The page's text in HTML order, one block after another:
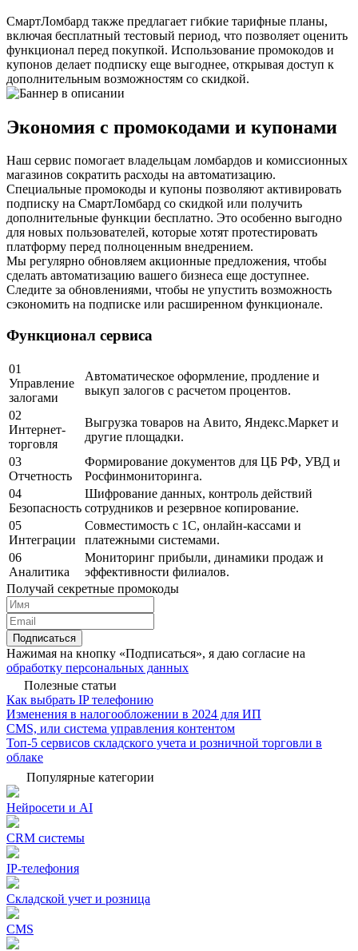
СмартЛомбард также предлагает гибкие тарифные планы,
включая бесплатный тестовый период, что позволяет оценить
функционал перед покупкой. Использование промокодов и
купонов делает подписку еще выгоднее, открывая доступ к
дополнительным возможностям со скидкой.
Экономия с промокодами и купонами
Наш сервис помогает владельцам ломбардов и комиссионных
магазинов сократить расходы на автоматизацию.
Специальные промокоды и купоны позволяют активировать
подписку на СмартЛомбард со скидкой или получить
дополнительные функции бесплатно. Это особенно выгодно
для новых пользователей, которые хотят протестировать
платформу перед полноценным внедрением.
Мы регулярно обновляем акционные предложения, чтобы
сделать автоматизацию вашего бизнеса еще доступнее.
Следите за обновлениями, чтобы не упустить возможность
сэкономить на подписке или расширенном функционале.
Функционал сервиса
01
Управление
залогами
Автоматическое оформление, продление и
выкуп залогов с расчетом процентов.
02
Интернет-
торговля
Выгрузка товаров на Авито, Яндекс.Маркет и
другие площадки.
03
Отчетность
Формирование документов для ЦБ РФ, УВД и
Росфинмониторинга.
04
Безопасность
Шифрование данных, контроль действий
сотрудников и резервное копирование.
05
Интеграции
Совместимость с 1С, онлайн-кассами и
платежными системами.
06
Аналитика
Мониторинг прибыли, динамики продаж и
эффективности филиалов.
Получай секретные промокоды
Подписаться
Нажимая на кнопку «Подписаться», я даю согласие на
обработку персональных данных
Полезные статьи
Как выбрать IP телефонию
Изменения в налогообложении в 2024 для ИП
CMS, или система управления контентом
Топ-5 сервисов складского учета и розничной торговли в
облаке
Популярные категории
Нейросети и AI
CRM системы
IP-телефония
Складской учет и розница
CMS